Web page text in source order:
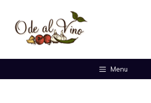
contenuto
Menu